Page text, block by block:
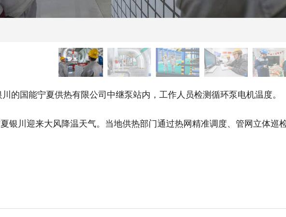
国能宁夏供热有限公司中继泵站内，工作人员检测循环泵电机温度。
川迎来大风降温天气。当地供热部门通过热网精准调度、管网立体巡